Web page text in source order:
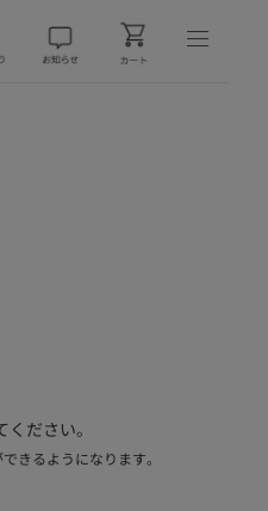
ださい。
きるようになります。